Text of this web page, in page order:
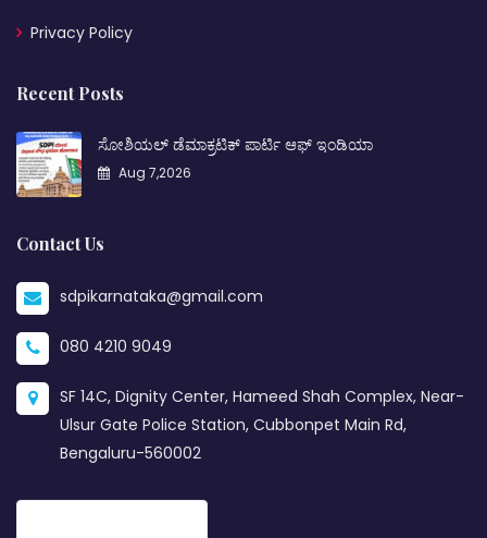
Privacy Policy
Recent Posts
ಸೋಶಿಯಲ್ ಡೆಮಾಕ್ರಟಿಕ್ ಪಾರ್ಟಿ ಆಫ್ ಇಂಡಿಯಾ
Aug 7,2026
Contact Us
sdpikarnataka@gmail.com
080 4210 9049
SF 14C, Dignity Center, Hameed Shah Complex, Near-
Ulsur Gate Police Station, Cubbonpet Main Rd,
Bengaluru-560002